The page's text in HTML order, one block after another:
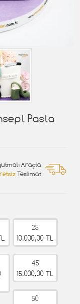
Pasta
Araçta
Teslimat
25
10.000,00 TL
45
15.000,00 TL
50